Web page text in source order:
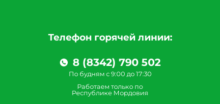
Телефон горячей линии:
8 (8342) 790 502
По будням с 9:00 до 17:30
Работаем только по
Республике Мордовия